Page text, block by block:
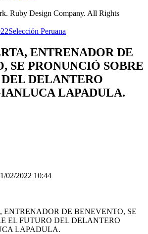
Ruby Design Company. All Rights
Selección Peruana
ENTRENADOR DE
SE PRONUNCIÓ SOBRE
DELANTERO
LAPADULA.
02/2022 10:44